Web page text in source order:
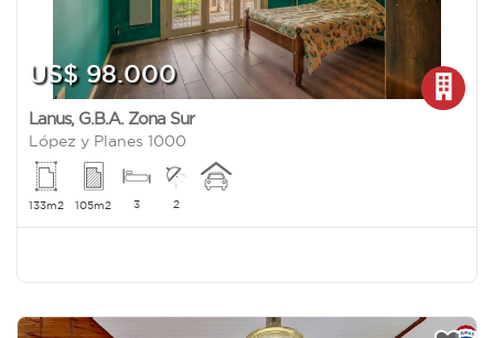
US$ 98.000
Lanus, G.B.A. Zona Sur
López y Planes 1000
133m2 105m2 3 2